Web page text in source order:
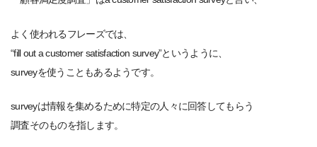
よく使われるフレーズでは、
“fill out a customer satisfaction survey”というように、
surveyを使うこともあるようです。
surveyは情報を集めるために特定の人々に回答してもらう
調査そのものを指します。